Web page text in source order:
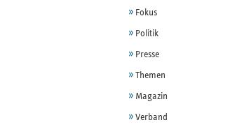
Fokus
Politik
Presse
Themen
Magazin
Verband